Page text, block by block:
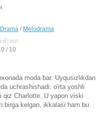
Drama / Melodrama
/ 10
moda bar. Uyqusizlikdan
uchrashishadi: o'rta yoshli
Charlotte. U yapon viski
birga kelgan, ikkalasi ham bu